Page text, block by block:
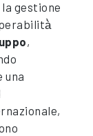
gestione
,
una